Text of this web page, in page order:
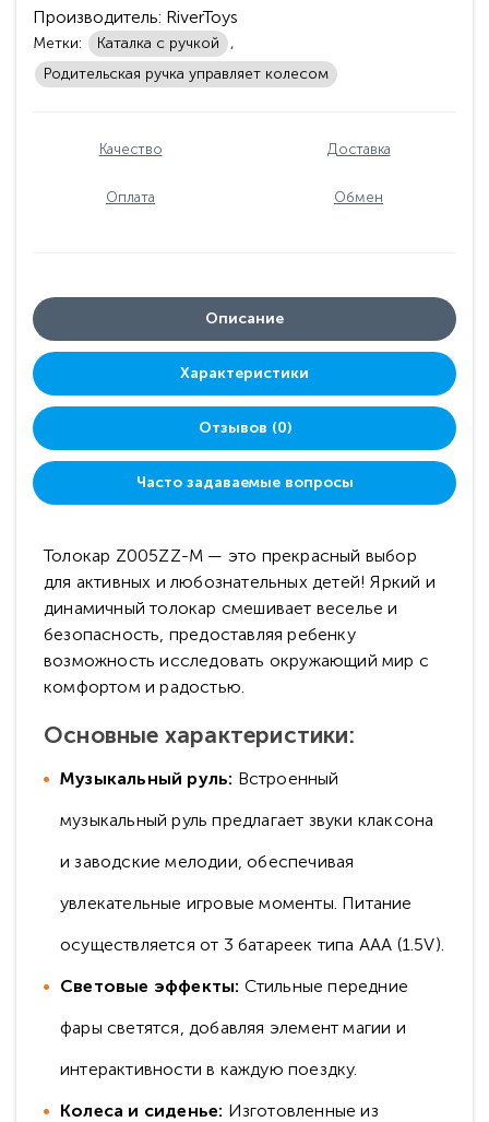
Производитель: RiverToys
Метки: Каталка с ручкой
,
Родительская ручка управляет колесом
Качество Доставка
Оплата Обмен
Описание
Характеристики
Отзывов (0)
Часто задаваемые вопросы
Толокар Z005ZZ-M — это прекрасный выбор
для активных и любознательных детей! Яркий и
динамичный толокар смешивает веселье и
безопасность, предоставляя ребенку
возможность исследовать окружающий мир с
комфортом и радостью.
Основные характеристики:
Музыкальный руль: Встроенный
музыкальный руль предлагает звуки клаксона
и заводские мелодии, обеспечивая
увлекательные игровые моменты. Питание
осуществляется от 3 батареек типа AAA (1.5V).
Световые эффекты: Стильные передние
фары светятся, добавляя элемент магии и
интерактивности в каждую поездку.
Колеса и сиденье: Изготовленные из